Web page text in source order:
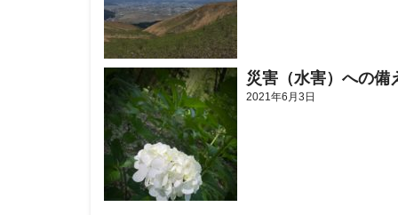
災害（水害）への備
2021年6月3日